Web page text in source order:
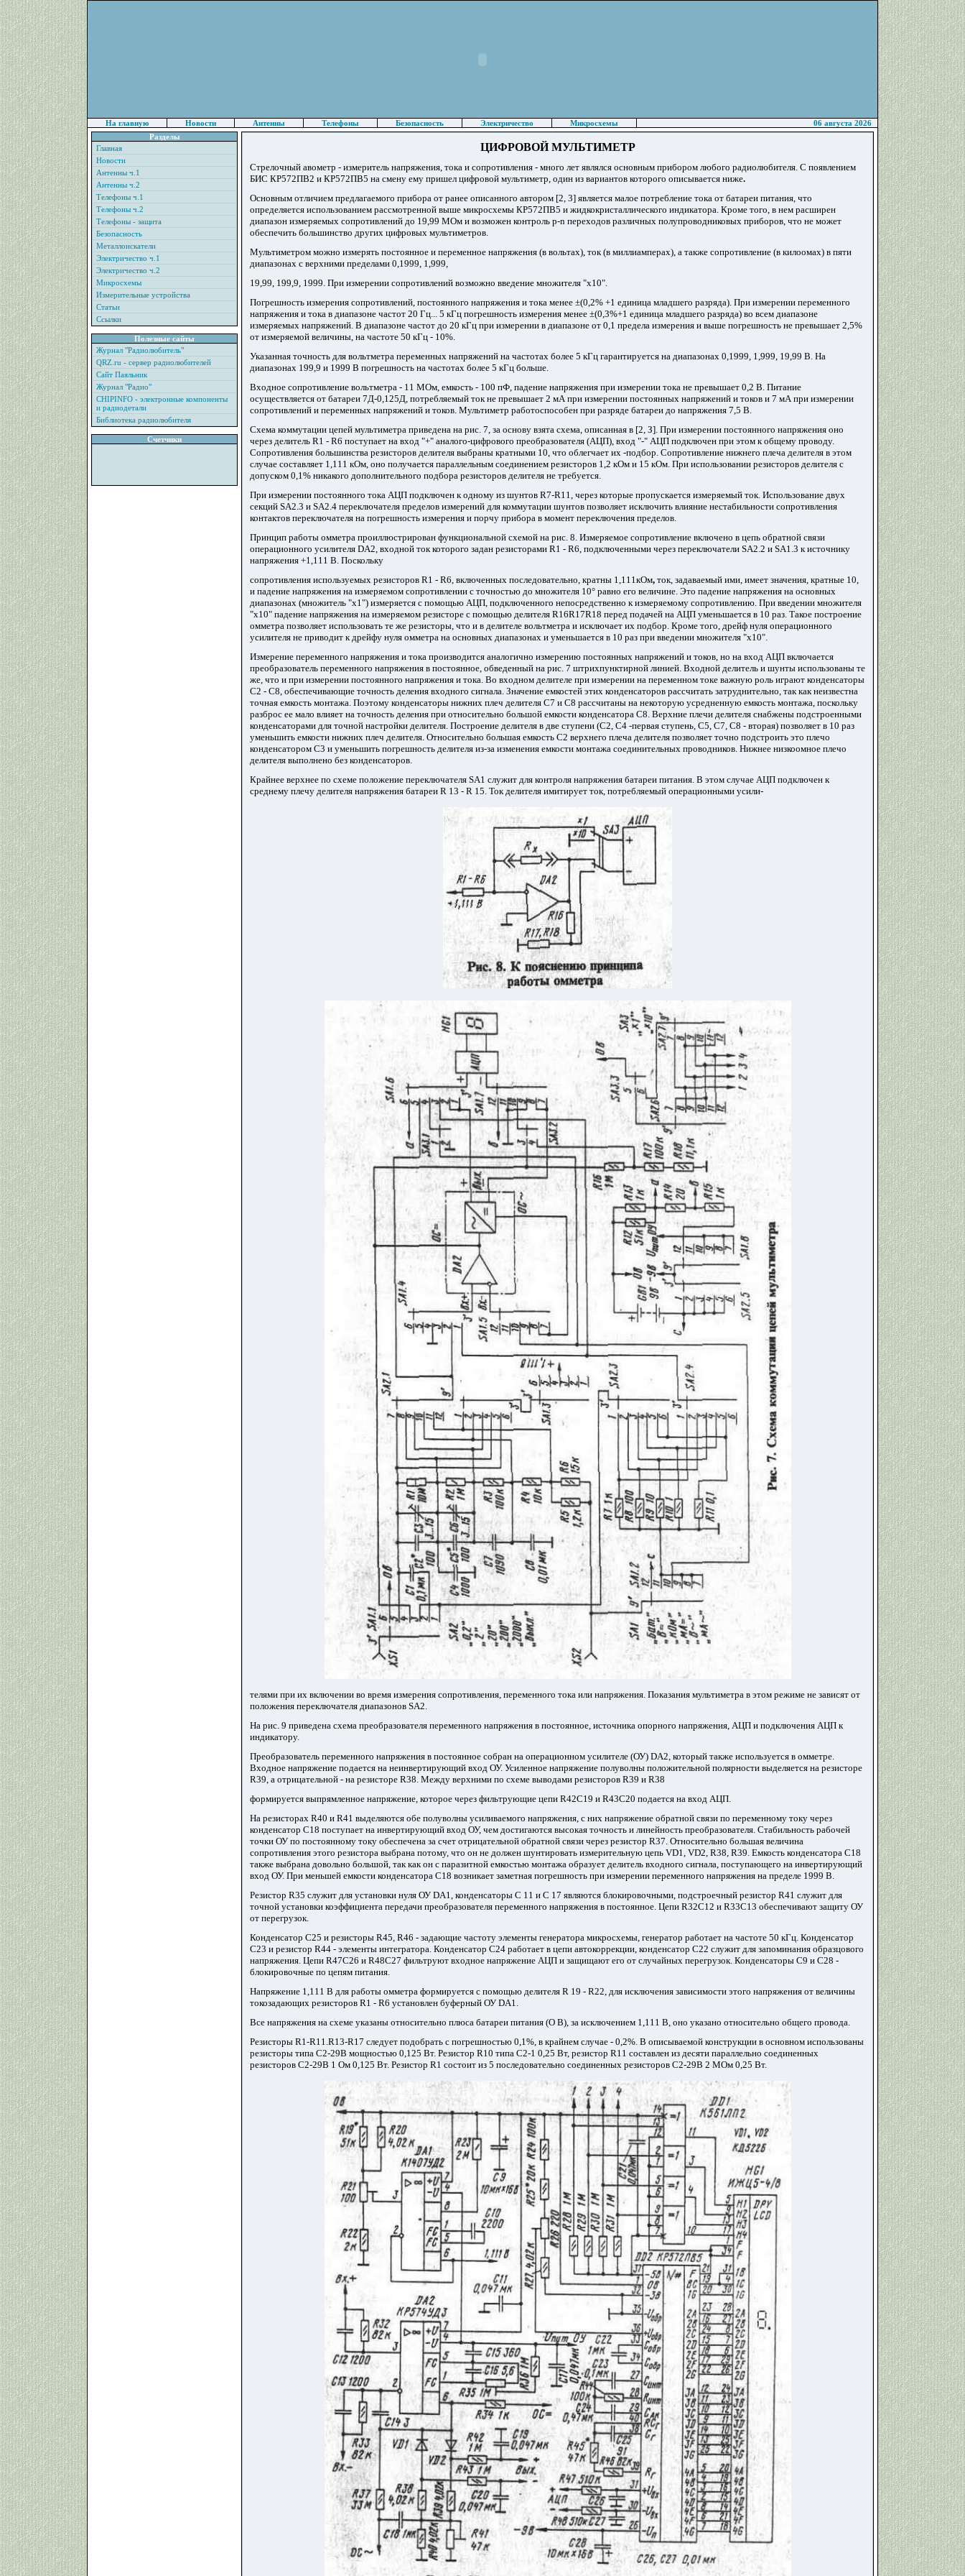
На главную Новости Антенны Телефоны Безопасность Электричество Микросхемы
06 августа 2026
Разделы
Главная
Новости
Антенны ч.1
Антенны ч.2
Телефоны ч.1
Телефоны ч.2
Телефоны - защита
Безопасность
Металлоискатели
Электричество ч.1
Электричество ч.2
Микросхемы
Измерительные устройства
Статьи
Ссылки
Полезные сайты
Журнал "Радиолюбитель"
QRZ.ru - сервер радиолюбителей
Сайт Паяльник
Журнал "Радио"
CHIPINFO - электронные компоненты
и радиодетали
Библиотека радиолюбителя
Счетчики
ЦИФРОВОЙ МУЛЬТИМЕТР
Стрелочный авометр - измеритель напряжения, тока и сопротивления - много лет являлся основным прибором любого радиолюбителя. С появлением
БИС КР572ПВ2 и КР572ПВ5 на смену ему пришел цифровой мультиметр, один из вариантов которого описывается ниже.
Основным отличием предлагаемого прибора от ранее описанного автором [2, 3] является малое потребление тока от батареи питания, что
определяется использованием рассмотренной выше микросхемы КР572ПВ5 и жидкокристаллического индикатора. Кроме того, в нем расширен
диапазон измеряемых сопротивлений до 19,99 МОм и возможен контроль р-n переходов различных полупроводниковых приборов, что не может
обеспечить большинство других цифровых мультиметров.
Мультиметром можно измерять постоянное и переменное напряжения (в вольтах), ток (в миллиамперах), а также сопротивление (в килоомах) в пяти
диапазонах с верхними пределами 0,1999, 1,999,
19,99, 199,9, 1999. При измерении сопротивлений возможно введение множителя "х10".
Погрешность измерения сопротивлений, постоянного напряжения и тока менее ±(0,2% +1 единица младшего разряда). При измерении переменного
напряжения и тока в диапазоне частот 20 Гц... 5 кГц погрешность измерения менее ±(0,3%+1 единица младшего разряда) во всем диапазоне
измеряемых напряжений. В диапазоне частот до 20 кГц при измерении в диапазоне от 0,1 предела измерения и выше погрешность не превышает 2,5%
от измеряемой величины, на частоте 50 кГц - 10%.
Указанная точность для вольтметра переменных напряжений на частотах более 5 кГц гарантируется на диапазонах 0,1999, 1,999, 19,99 В. На
диапазонах 199,9 и 1999 В погрешность на частотах более 5 кГц больше.
Входное сопротивление вольтметра - 11 МОм, емкость - 100 пФ, падение напряжения при измерении тока не превышает 0,2 В. Питание
осуществляется от батареи 7Д-0,125Д, потребляемый ток не превышает 2 мА при измерении постоянных напряжений и токов и 7 мА при измерении
сопротивлений и переменных напряжений и токов. Мультиметр работоспособен при разряде батареи до напряжения 7,5 В.
Схема коммутации цепей мультиметра приведена на рис. 7, за основу взята схема, описанная в [2, З]. При измерении постоянного напряжения оно
через делитель R1 - R6 поступает на вход "+" аналого-цифрового преобразователя (АЦП), вход "-" АЦП подключен при этом к общему проводу.
Сопротивления большинства резисторов делителя выбраны кратными 10, что облегчает их -подбор. Сопротивление нижнего плеча делителя в этом
случае составляет 1,111 кОм, оно получается параллельным соединением резисторов 1,2 кОм и 15 кОм. При использовании резисторов делителя с
допуском 0,1% никакого дополнительного подбора резисторов делителя не требуется.
При измерении постоянного тока АЦП подключен к одному из шунтов R7-R11, через которые пропускается измеряемый ток. Использование двух
секций SA2.3 и SA2.4 переключателя пределов измерений для коммутации шунтов позволяет исключить влияние нестабильности сопротивления
контактов переключателя на погрешность измерения и порчу прибора в момент переключения пределов.
Принцип работы омметра проиллюстрирован функциональной схемой на рис. 8. Измеряемое сопротивление включено в цепь обратной связи
операционного усилителя DA2, входной ток которого задан резисторами R1 - R6, подключенными через переключатели SA2.2 и SA1.3 к источнику
напряжения +1,111 В. Поскольку
сопротивления используемых резисторов R1 - R6, включенных последовательно, кратны 1,111кОм, ток, задаваемый ими, имеет значения, кратные 10,
и падение напряжения на измеряемом сопротивлении с точностью до множителя 10° равно его величине. Это падение напряжения на основных
диапазонах (множитель "х1") измеряется с помощью АЦП, подключенного непосредственно к измеряемому сопротивлению. При введении множителя
"х10" падение напряжения на измеряемом резисторе с помощью делителя R16R17R18 перед подачей на АЦП уменьшается в 10 раз. Такое построение
омметра позволяет использовать те же резисторы, что и в делителе вольтметра и исключает их подбор. Кроме того, дрейф нуля операционного
усилителя не приводит к дрейфу нуля омметра на основных диапазонах и уменьшается в 10 раз при введении множителя "х10".
Измерение переменного напряжения и тока производится аналогично измерению постоянных напряжений и токов, но на вход АЦП включается
преобразователь переменного напряжения в постоянное, обведенный на рис. 7 штрихпунктирной линией. Входной делитель и шунты использованы те
же, что и при измерении постоянного напряжения и тока. Во входном делителе при измерении на переменном токе важную роль играют конденсаторы
С2 - С8, обеспечивающие точность деления входного сигнала. Значение емкостей этих конденсаторов рассчитать затруднительно, так как неизвестна
точная емкость монтажа. Поэтому конденсаторы нижних плеч делителя С7 и С8 рассчитаны на некоторую усредненную емкость монтажа, поскольку
разброс ее мало влияет на точность деления при относительно большой емкости конденсатора С8. Верхние плечи делителя снабжены подстроенными
конденсаторами для точной настройки делителя. Построение делителя в две ступени (С2, С4 -первая ступень, С5, С7, С8 - вторая) позволяет в 10 раз
уменьшить емкости нижних плеч делителя. Относительно большая емкость С2 верхнего плеча делителя позволяет точно подстроить это плечо
конденсатором С3 и уменьшить погрешность делителя из-за изменения емкости монтажа соединительных проводников. Нижнее низкоомное плечо
делителя выполнено без конденсаторов.
Крайнее верхнее по схеме положение переключателя SA1 служит для контроля напряжения батареи питания. В этом случае АЦП подключен к
среднему плечу делителя напряжения батареи R 13 - R 15. Ток делителя имитирует ток, потребляемый операционными усили-
телями при их включении во время измерения сопротивления, переменного тока или напряжения. Показания мультиметра в этом режиме не зависят от
положения переключателя диапазонов SA2.
На рис. 9 приведена схема преобразователя переменного напряжения в постоянное, источника опорного напряжения, АЦП и подключения АЦП к
индикатору.
Преобразователь переменного напряжения в постоянное собран на операционном усилителе (ОУ) DA2, который также используется в омметре.
Входное напряжение подается на неинвертирующий вход ОУ. Усиленное напряжение полуволны положительной полярности выделяется на резисторе
R39, а отрицательной - на резисторе R38. Между верхними по схеме выводами резисторов R39 и R38
формируется выпрямленное напряжение, которое через фильтрующие цепи R42C19 и R43C20 подается на вход АЦП.
На резисторах R40 и R41 выделяются обе полуволны усиливаемого напряжения, с них напряжение обратной связи по переменному току через
конденсатор C18 поступает на инвертирующий вход ОУ, чем достигаются высокая точность и линейность преобразователя. Стабильность рабочей
точки ОУ по постоянному току обеспечена за счет отрицательной обратной связи через резистор R37. Относительно большая величина
сопротивления этого резистора выбрана потому, что он не должен шунтировать измерительную цепь VD1, VD2, R38, R39. Емкость конденсатора С18
также выбрана довольно большой, так как он с паразитной емкостью монтажа образует делитель входного сигнала, поступающего на инвертирующий
вход ОУ. При меньшей емкости конденсатора С18 возникает заметная погрешность при измерении переменного напряжения на пределе 1999 В.
Резистор R35 служит для установки нуля ОУ DA1, конденсаторы С 11 и С 17 являются блокировочными, подстроечный резистор R41 служит для
точной установки коэффициента передачи преобразователя переменного напряжения в постоянное. Цепи R32C12 и R33C13 обеспечивают защиту ОУ
от перегрузок.
Конденсатор С25 и резисторы R45, R46 - задающие частоту элементы генератора микросхемы, генератор работает на частоте 50 кГц. Конденсатор
С23 и резистор R44 - элементы интегратора. Конденсатор С24 работает в цепи автокоррекции, конденсатор С22 служит для запоминания образцового
напряжения. Цепи R47C26 и R48C27 фильтруют входное напряжение АЦП и защищают его от случайных перегрузок. Конденсаторы С9 и С28 -
блокировочные по цепям питания.
Напряжение 1,111 В для работы омметра формируется с помощью делителя R 19 - R22, для исключения зависимости этого напряжения от величины
токозадающих резисторов R1 - R6 установлен буферный ОУ DA1.
Все напряжения на схеме указаны относительно плюса батареи питания (О В), за исключением 1,111 В, оно указано относительно общего провода.
Резисторы R1-R11.R13-R17 следует подобрать с погрешностью 0,1%, в крайнем случае - 0,2%. В описываемой конструкции в основном использованы
резисторы типа С2-29В мощностью 0,125 Вт. Резистор R10 типа С2-1 0,25 Вт, резистор R11 составлен из десяти параллельно соединенных
резисторов С2-29В 1 Ом 0,125 Вт. Резистор R1 состоит из 5 последовательно соединенных резисторов С2-29В 2 МОм 0,25 Вт.